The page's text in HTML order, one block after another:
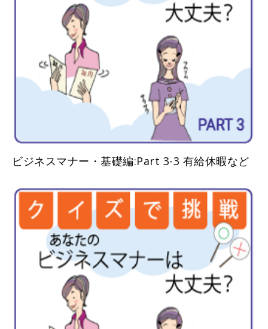
ビジネスマナー・基礎編:Part 3-3 有給休暇など